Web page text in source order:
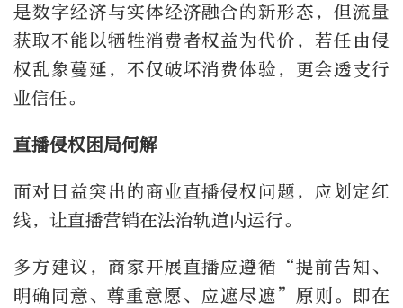
是数字经济与实体经济融合的新形态，但流量
获取不能以牺牲消费者权益为代价，若任由侵
权乱象蔓延，不仅破坏消费体验，更会透支行
业信任。
直播侵权困局何解
面对日益突出的商业直播侵权问题，应划定红
线，让直播营销在法治轨道内运行。
多方建议，商家开展直播应遵循“提前告知、
明确同意、尊重意愿、应遮尽遮”原则。即在